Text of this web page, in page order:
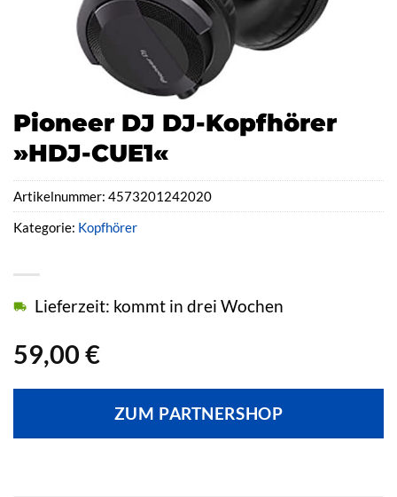
Pioneer DJ DJ-Kopfhörer
»HDJ-CUE1«
59,00 €
Lieferzeit: kommt in drei Wochen
ZUM PARTNERSHOP
Artikelnummer: 4573201242020
Kategorie: Kopfhörer